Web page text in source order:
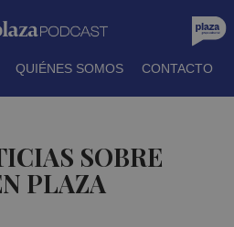
QUIÉNES SOMOS CONTACTO
SOBRE
PLAZA